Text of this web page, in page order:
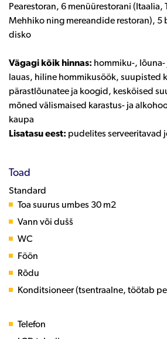
Pearestoran, 6 menüürestorani (Itaalia,
Mehhiko ning mereandide restoran), 5
disko
Vägagi kõik hinnas: hommiku-,
lauas, hiline hommikusöök, suupisted
pärastlõunatee ja koogid, kesköised
mõned välismaised karastus- ja
kaupa
Lisatasu eest: pudelites serveeritavad
Toad
Standard
Toa suurus umbes 30 m2
Vann või dušš
WC
Föön
Rõdu
Konditsioneer (tsentraalne, töötab
Telefon